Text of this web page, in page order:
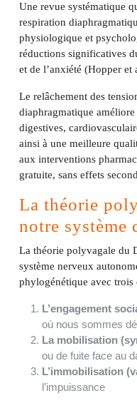
Une revue systématique
respiration
physiologique et
réductions significatives
et de l’anxiété (Hopper et
Le relâchement des
diaphragmatique
digestives,
ainsi à une meilleure
aux interventions
gratuite, sans effets
La théorie
notre système
La théorie polyvagale du
système nerveux
phylogénétique avec trois
L’engagement
où nous sommes
La mobilisation
ou de fuite face au
L’immobilisation
l’impuissance